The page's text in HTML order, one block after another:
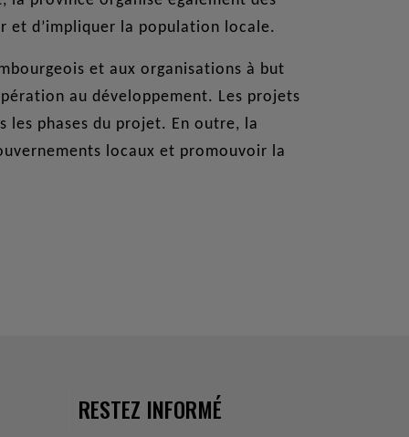
et d’impliquer la population locale.
et aux organisations à but
au développement. Les projets
les phases du projet. En outre, la
locaux et promouvoir la
RESTEZ INFORMÉ